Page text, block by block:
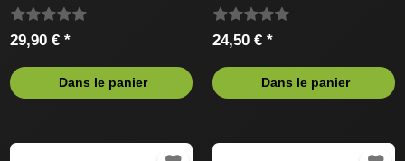
29,90 € *
Dans le panier
24,50 € *
Dans le panier